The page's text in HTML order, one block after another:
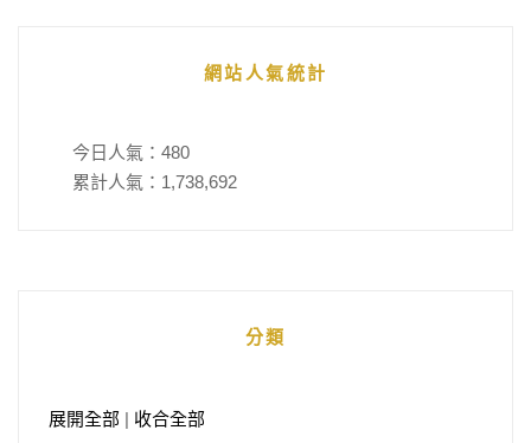
網站人氣統計
今日人氣： 480
累計人氣： 1,738,692
分類
展開全部
收合全部